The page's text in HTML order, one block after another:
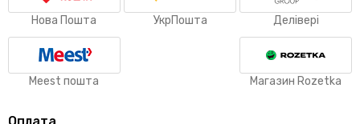
Нова Пошта УкрПошта Делівері
Meest пошта Магазин Rozetka